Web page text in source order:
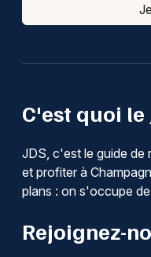
C'est quoi le
JDS, c'est le guide de
et profiter à
plans : on s'occupe
Rejoignez-